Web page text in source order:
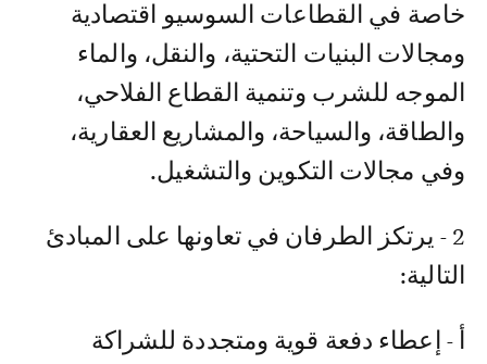
خاصة في القطاعات السوسيو اقتصادية
ومجالات البنيات التحتية، والنقل، والماء
الموجه للشرب وتنمية القطاع الفلاحي،
والطاقة، والسياحة، والمشاريع العقارية،
وفي مجالات التكوين والتشغيل.
2 - يرتكز الطرفان في تعاونها على المبادئ
التالية:
أ - إعطاء دفعة قوية ومتجددة للشراكة